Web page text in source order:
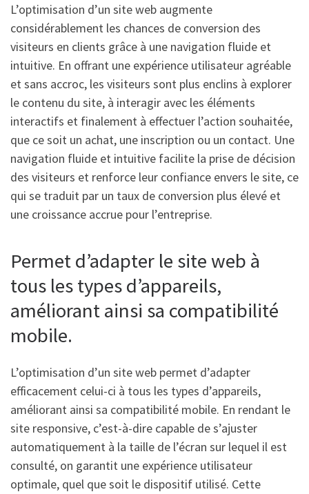
L’optimisation d’un site web augmente
considérablement les chances de conversion des
visiteurs en clients grâce à une navigation fluide et
intuitive. En offrant une expérience utilisateur agréable
et sans accroc, les visiteurs sont plus enclins à explorer
le contenu du site, à interagir avec les éléments
interactifs et finalement à effectuer l’action souhaitée,
que ce soit un achat, une inscription ou un contact. Une
navigation fluide et intuitive facilite la prise de décision
des visiteurs et renforce leur confiance envers le site, ce
qui se traduit par un taux de conversion plus élevé et
une croissance accrue pour l’entreprise.
Permet d’adapter le site web à
tous les types d’appareils,
améliorant ainsi sa compatibilité
mobile.
L’optimisation d’un site web permet d’adapter
efficacement celui-ci à tous les types d’appareils,
améliorant ainsi sa compatibilité mobile. En rendant le
site responsive, c’est-à-dire capable de s’ajuster
automatiquement à la taille de l’écran sur lequel il est
consulté, on garantit une expérience utilisateur
optimale, quel que soit le dispositif utilisé. Cette